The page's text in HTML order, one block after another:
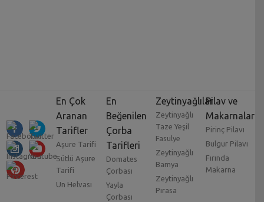
En Çok
Aranan
Tarifler
Aşure Tarifi
Sütlü Aşure
Tarifi
Un Helvası
En
Beğenilen
Çorba
Tarifleri
Domates
Çorbası
Yayla
Çorbası
Zeytinyağlılar
Zeytinyağlı
Taze Yeşil
Fasulye
Zeytinyağlı
Bamya
Zeytinyağlı
Pırasa
Pilav ve
Makarnalar
Pirinç Pilavı
Bulgur Pilavı
Fırında
Makarna